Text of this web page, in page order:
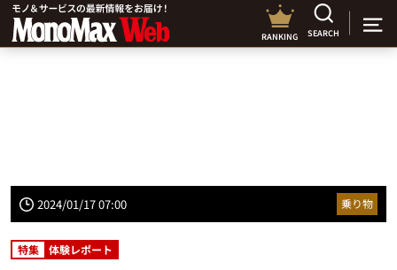
RANKING SEARCH
2024/01/17 07:00 乗り物
特集 体験レポート